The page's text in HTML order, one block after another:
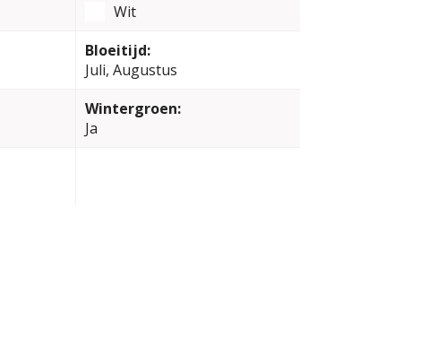
Wit
Bloeitijd:
Juli, Augustus
Wintergroen:
Ja